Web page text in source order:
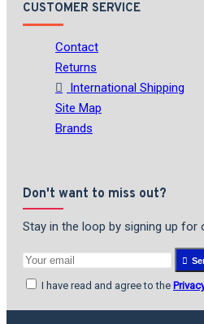
CUSTOMER SERVICE
Contact
Returns
International Shipping
Site Map
Brands
Don't want to miss out?
Stay in the loop by signing up for
I have read and agree to the